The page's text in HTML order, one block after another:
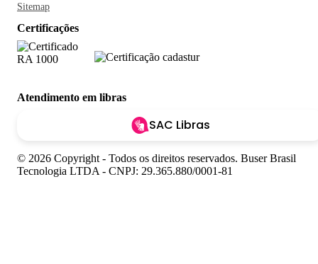
Sitemap
Certificações
Atendimento em libras
SAC Libras
© 2026 Copyright - Todos os direitos reservados. Buser Brasil
Tecnologia LTDA - CNPJ: 29.365.880/0001-81